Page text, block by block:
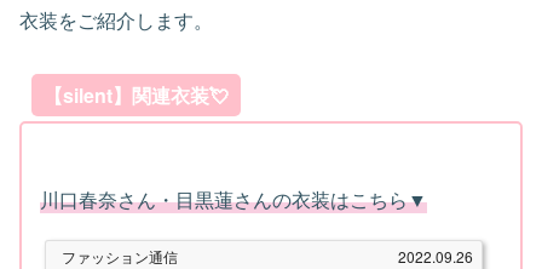
衣装をご紹介します。
【silent】関連衣装💘
川口春奈さん・目黒蓮さんの衣装はこちら▼
ファッション通信 2022.09.26